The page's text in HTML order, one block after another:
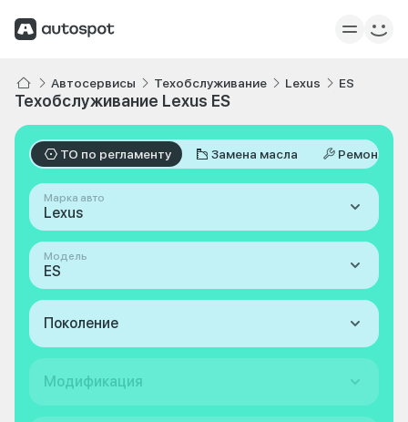
Автосервисы Техобслуживание Lexus ES
Техобслуживание Lexus ES
ТО по регламенту Замена масла Ремонт
Марка авто
Lexus
Модель
ES
Поколение
Модификация